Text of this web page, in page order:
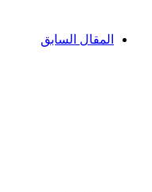
المقال السابق